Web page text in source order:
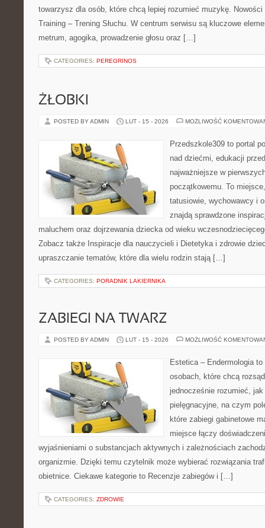
towarzysz dla osób, które chcą lepiej rozumieć muzykę.
Training – Trening Słuchu. W centrum serwisu są kluczowe
metrum, agogika, prowadzenie głosu oraz […]
CATEGORIES: PEREGRINOS
ŻŁOBKI
POSTED BY ADMIN LUT - 15 - 2026 MOŻLIWOŚĆ
Przedszkole309 to portal
nad dziećmi, edukacji
najważniejsze w
początkowemu. To
tatusiowie, wychowawcy i
znajdą sprawdzone
maluchem oraz dojrzewania dziecka od wieku
Zobacz także Inspiracje dla nauczycieli i Dietetyka i zdrowie
upraszczanie tematów, które dla wielu rodzin stają […]
CATEGORIES: PORADNIK LAKIERNIKA
ZABIEGI NA TWARZ
POSTED BY ADMIN LUT - 15 - 2026 MOŻLIWOŚĆ
Estetica – Endermologia
osobach, które chcą
jednocześnie rozumieć, jak
pielęgnacyjne, na czym
które zabiegi gabinetowe
miejsce łączy
wyjaśnieniami o substancjach aktywnych i zależnościach
organizmie. Dzięki temu czytelnik może wybierać rozwiązania
obietnice. Ciekawe kategorie to Recenzje zabiegów i […]
CATEGORIES: ZDROWIE